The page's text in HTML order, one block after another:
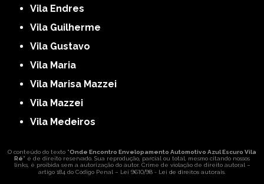
Vila Endres
Vila Guilherme
Vila Gustavo
Vila Maria
Vila Marisa Mazzei
Vila Mazzei
Vila Medeiros
O conteúdo do texto "Onde Encontro Envelopamento Automotivo Azul Escuro Vila
Ré" é de direito reservado. Sua reprodução, parcial ou total, mesmo citando nossos
links, é proibida sem a autorização do autor. Crime de violação de direito autoral –
artigo 184 do Código Penal – Lei 9610/98 - Lei de direitos autorais